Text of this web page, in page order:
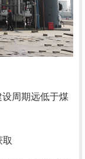
周期远低于煤
取